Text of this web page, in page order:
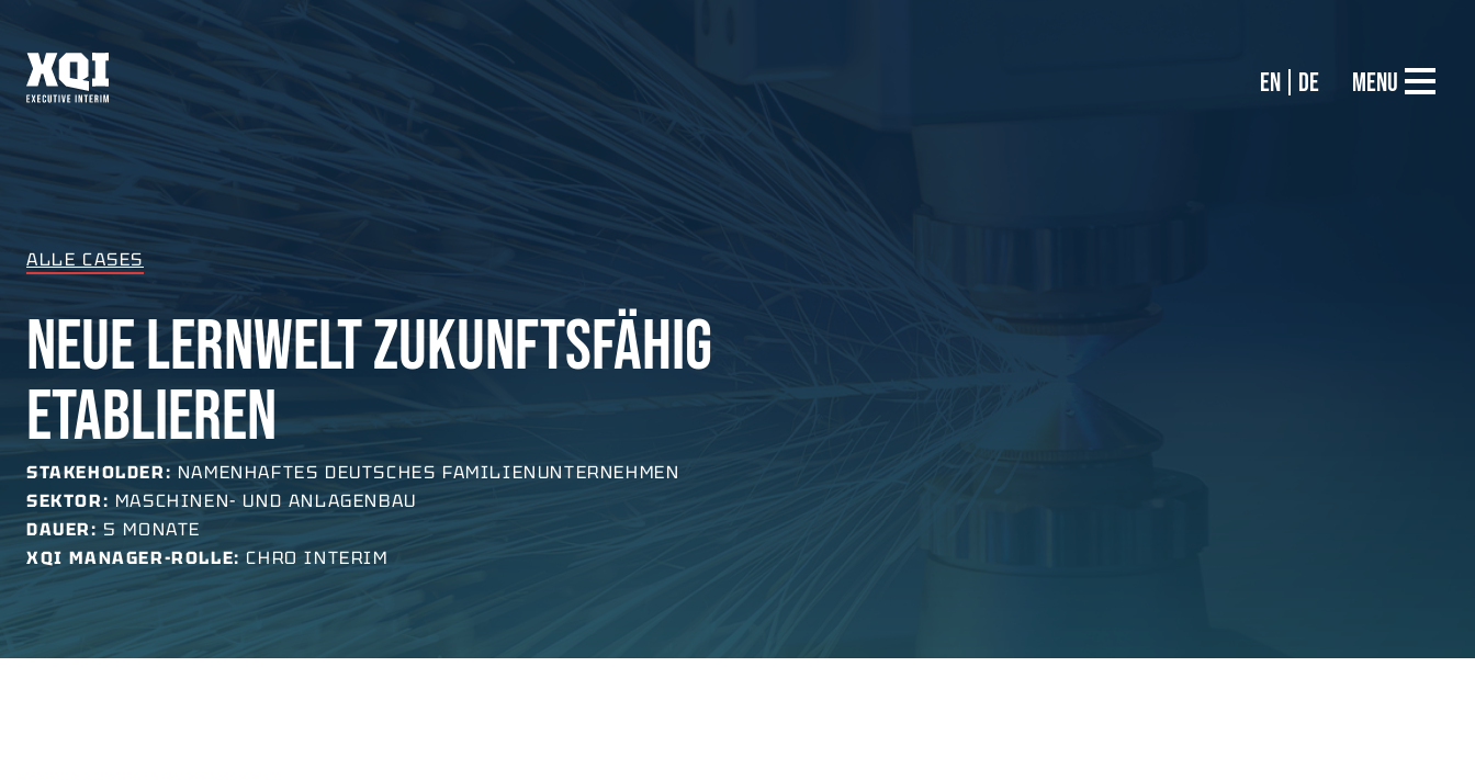
EN DE Menu
ALLE CASES
NEUE LERNWELT ZUKUNFTSFÄHIG
ETABLIEREN
STAKEHOLDER: NAMENHAFTES DEUTSCHES FAMILIENUNTERNEHMEN
SEKTOR: MASCHINEN- UND ANLAGENBAU
DAUER: 5 MONATE
XQI MANAGER-ROLLE: CHRO INTERIM